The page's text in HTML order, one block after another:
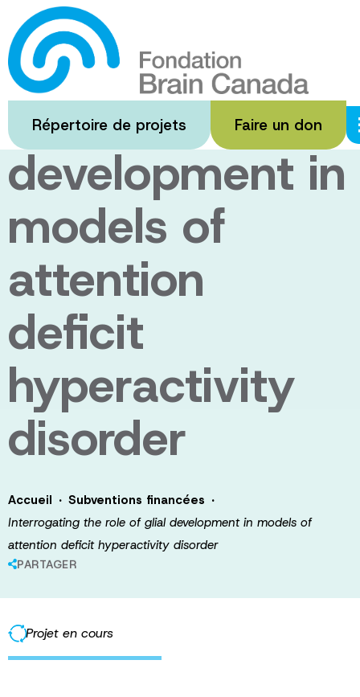
Passer
au
contenu
principal
Répertoire de projets Faire un don
Interrogating
the role of glial
development in
models of
attention
deficit
hyperactivity
disorder
Accueil · Subventions financées ·
Interrogating the role of glial development in models of
attention deficit hyperactivity disorder
PARTAGER
Projet en cours